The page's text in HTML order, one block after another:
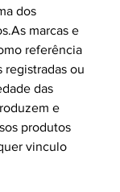
dos
marcas e
referência
registradas ou
das
e
produtos
vinculo